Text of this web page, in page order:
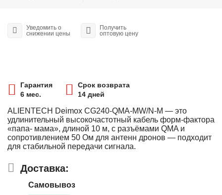
Уведомить о
снижении цены
Получить
оптовую цену
Гарантия
6 мес.
Срок возврата
14 дней
ALIENTECH Deimox CG240-QMA-MW/N-M — это
удлинительный высокочастотный кабель форм-фактора
«папа- мама», длиной 10 м, с разъёмами QMA и
сопротивлением 50 Ом для антенн дронов — подходит
для стабильной передачи сигнала.
Доставка:
Самовывоз